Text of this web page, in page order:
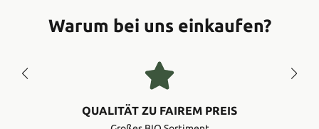
Warum bei uns einkaufen?
QUALITÄT ZU FAIREM PREIS